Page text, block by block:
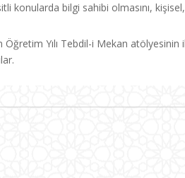
konularda bilgi sahibi olmasını, kişisel,
Yılı Tebdil-i Mekan atölyesinin